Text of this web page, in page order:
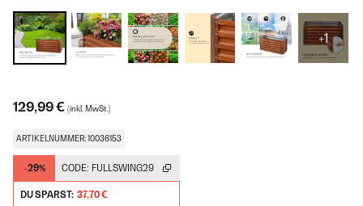
+1
129,99 € (inkl. MwSt.)
ARTIKELNUMMER: 10036153
-29% CODE: FULLSWING29
DU SPARST: 37,70 €